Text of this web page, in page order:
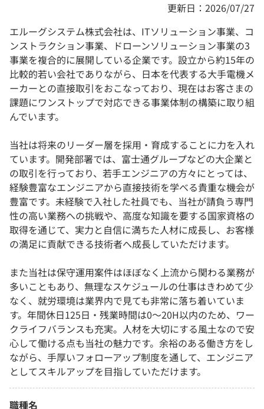
更新日：2026/07/27
エルーグシステム株式会社は、ITソリューション事業、コ
ンストラクション事業、ドローンソリューション事業の3
事業を複合的に展開している企業です。設立から約15年の
比較的若い会社でありながら、日本を代表する大手電機メ
ーカーとの直接取引をおこなっており、現在はお客さまの
課題にワンストップで対応できる事業体制の構築に取り組
んでいます。
当社は将来のリーダー層を採用・育成することに力を入れ
ています。開発部署では、富士通グループなどの大企業と
の取引を行っており、若手エンジニアの方々にとっては、
経験豊富なエンジニアから直接技術を学べる貴重な機会が
豊富です。未経験で⼊社した社員でも、当社が請負う専門
性の⾼い業務への挑戦や、⾼度な知識を要する国家資格の
取得を通じて、実⼒と⾃信に満ちた人材に成⻑し、お客様
の満足に貢献できる技術者へ成長していただけます。
また当社は保守運用案件はほぼなく上流から関わる業務が
多いこともあり、無理なスケジュールの仕事はきわめて少
なく、就労環境は業界内で見ても非常に落ち着いていま
す。年間休日125日・残業時間は0〜20H以内のため、ワー
クライフバランスも充実。人材を大切にする風土なので安
心して働ける点も当社の魅力です。余裕のある働き方をし
ながら、手厚いフォローアップ制度を通して、エンジニア
としてスキルアップを目指していただけます。
職種名